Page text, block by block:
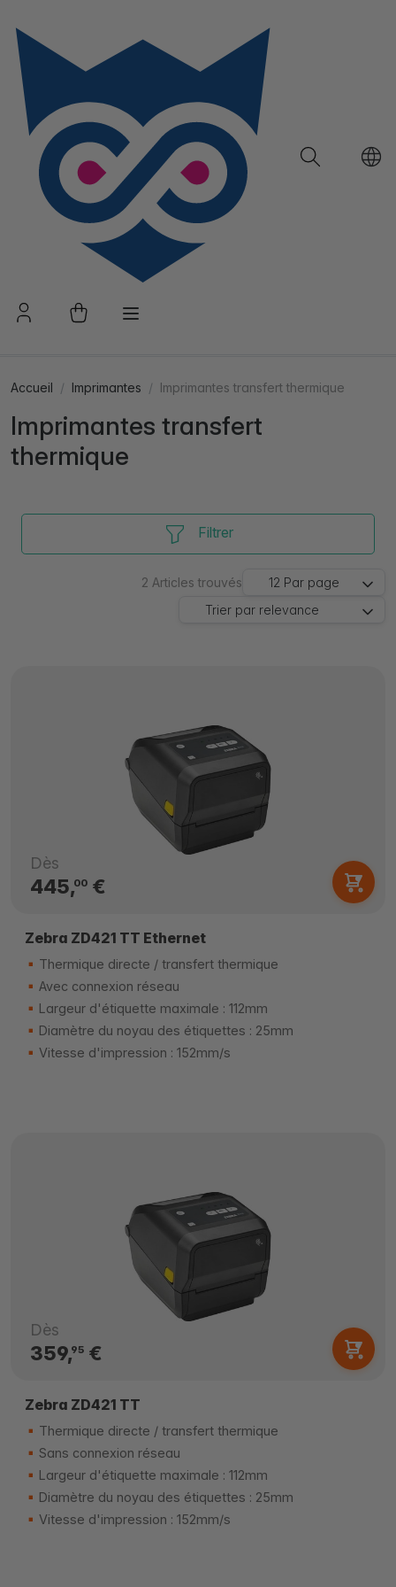
Accueil Imprimantes Imprimantes transfert thermique
Imprimantes transfert
thermique
Filtrer
2 Articles trouvés 12 Par page
Trier par relevance
Dès
445,00€
Zebra ZD421 TT Ethernet
Thermique directe / transfert thermique
Avec connexion réseau
Largeur d'étiquette maximale : 112mm
Diamètre du noyau des étiquettes : 25mm
Vitesse d'impression : 152mm/s
Dès
359,95€
Zebra ZD421 TT
Thermique directe / transfert thermique
Sans connexion réseau
Largeur d'étiquette maximale : 112mm
Diamètre du noyau des étiquettes : 25mm
Vitesse d'impression : 152mm/s